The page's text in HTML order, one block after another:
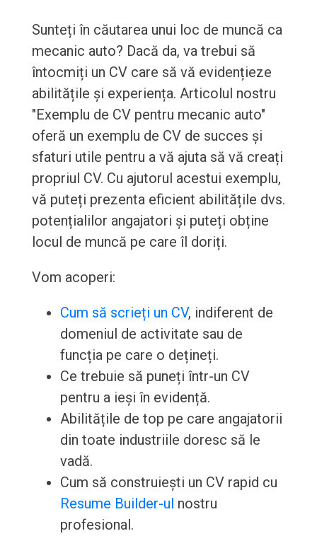
Sunteți în căutarea unui loc de muncă ca
mecanic auto? Dacă da, va trebui să
întocmiți un CV care să vă evidențieze
abilitățile și experiența. Articolul nostru
"Exemplu de CV pentru mecanic auto"
oferă un exemplu de CV de succes și
sfaturi utile pentru a vă ajuta să vă creați
propriul CV. Cu ajutorul acestui exemplu,
vă puteți prezenta eficient abilitățile dvs.
potențialilor angajatori și puteți obține
locul de muncă pe care îl doriți.
Vom acoperi:
Cum să scrieți un CV, indiferent de
domeniul de activitate sau de
funcția pe care o dețineți.
Ce trebuie să puneți într-un CV
pentru a ieși în evidență.
Abilitățile de top pe care angajatorii
din toate industriile doresc să le
vadă.
Cum să construiești un CV rapid cu
Resume Builder-ul nostru
profesional.